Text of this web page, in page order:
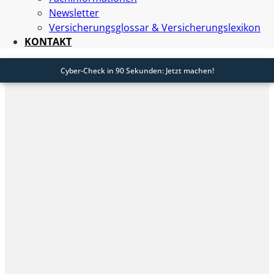
Newsletter
Versicherungsglossar & Versicherungslexikon
KONTAKT
Cyber-Check in 90 Sekunden: Jetzt machen!